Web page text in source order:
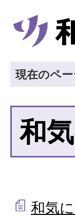
現在のペ
和
和気